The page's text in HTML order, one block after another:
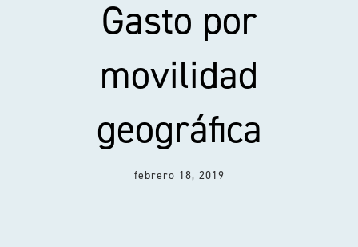
Abogados Palma de Mallorca
Gasto por
movilidad
geográfica
febrero 18, 2019